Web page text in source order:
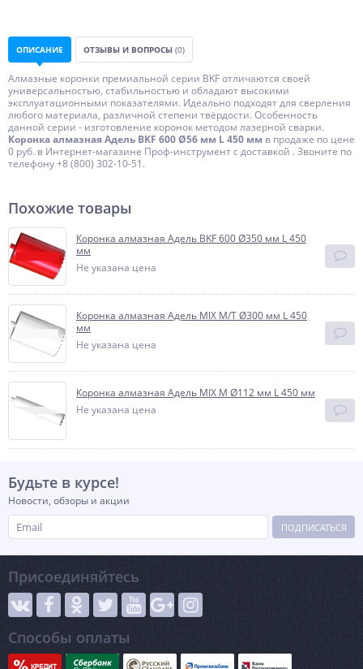
ОПИСАНИЕ ОТЗЫВЫ И ВОПРОСЫ (0)
Алмазные коронки премиальной серии BKF отличаются своей
универсальностью, стабильностью и обладают высокими
эксплуатационными показателями. Идеально подходят для сверления
любого материала, различной степени твёрдости. Особенность
данной серии - изготовление коронок методом лазерной сварки.
Коронка алмазная Адель BKF 600 Ø56 мм L 450 мм в продаже по цене
0 руб. в Интернет-магазине Проф-инструмент с доставкой . Звоните по
телефону +8 (800) 302-10-51.
Похожие товары
Коронка алмазная Адель BKF 600 Ø350 мм L 450
мм
Не указана цена
Коронка алмазная Адель MIX M/T Ø300 мм L 450
мм
Не указана цена
Коронка алмазная Адель MIX M Ø112 мм L 450 мм
Не указана цена
Будьте в курсе!
Новости, обзоры и акции
ПОДПИСАТЬСЯ
Присоединяйтесь
Способы оплаты